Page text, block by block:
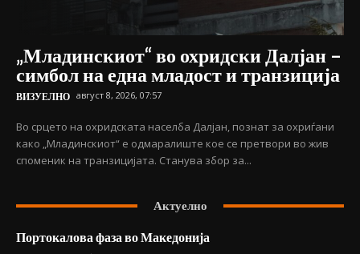
„Младинскиот“ во охридски Далјан –
симбол на една младост и транзиција
ВИЗУЕЛНО август 8, 2026, 07:57
Во срцето на охридската населба Далјан, познат за охриѓани
како „Младинскиот“ е одмаралиште кое се претвори во жив
споменик на транзицијата. Станува збор за...
Актуелно
Портокалова фаза во Македонија